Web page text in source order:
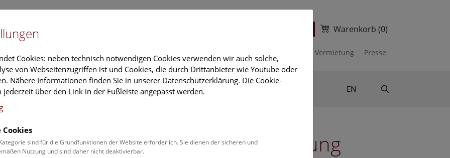
Warenkorb (0)
Vermietung Presse
Führungen & Aktivitäten Deck 50 EN
durch die Studiensammlung
Cookies: neben technisch notwendigen Cookies verwenden wir auch solche,
von Webseitenzugriffen ist und Cookies, die durch Drittanbieter wie Youtube oder
Nähere Informationen finden Sie in unserer Datenschutzerklärung. Die Cookie-
jederzeit über den Link in der Fußleiste angepasst werden.
sind für die Grundfunktionen der Website erforderlich. Sie dienen der sicheren und
Nutzung und sind daher nicht deaktivierbar.